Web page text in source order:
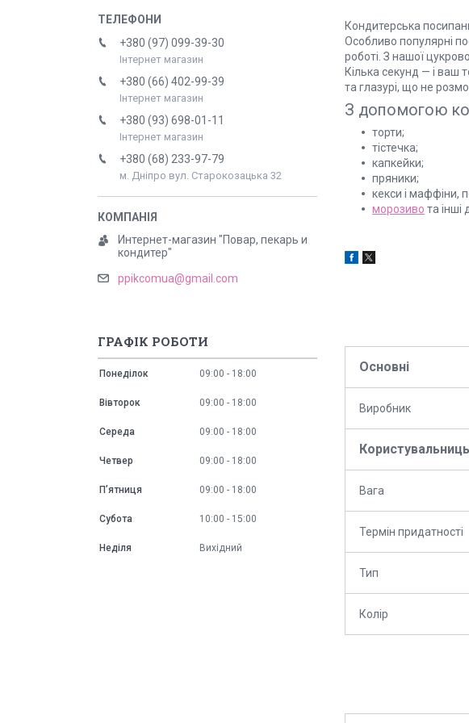
Кондитерська
Особливо популярні
роботі. З нашої
Кілька секунд — і ваш
та глазурі, що не
З допомогою
торти;
тістечка;
капкейки;
пряники;
кекси і маффіни,
морозиво та інші
Основні
Виробник
Вага
Термін придатності
Тип
Колір
+380 (97) 099-39-30
Інтернет магазин
+380 (66) 402-99-39
Інтернет магазин
+380 (93) 698-01-11
Інтернет магазин
+380 (68) 233-97-79
м. Дніпро вул. Старокозацька 32
Интернет-магазин "Повар, пекарь и
кондитер"
ppikcomua@gmail.com
ГРАФІК РОБОТИ
Понеділок 09:00 18:00
Вівторок 09:00 18:00
Середа 09:00 18:00
Четвер 09:00 18:00
Пʼятниця 09:00 18:00
Субота 10:00 15:00
Неділя Вихідний